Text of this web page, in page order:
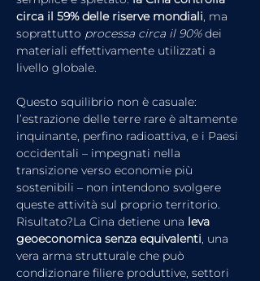
circa il 59% delle riserve mondiali , ma
soprattutto processa circa il 90% dei
materiali effettivamente utilizzati a
livello globale.
Questo squilibrio non è casuale:
l’estrazione delle terre rare è altamente
inquinante, perfino radioattiva, e i Paesi
occidentali – impegnati nella
transizione verso economie più
sostenibili – non intendono svolgere
queste attività sul proprio territorio.
Risultato?La Cina detiene una leva
geoeconomica senza equivalenti , una
vera arma strutturale che può
condizionare filiere produttive, settori